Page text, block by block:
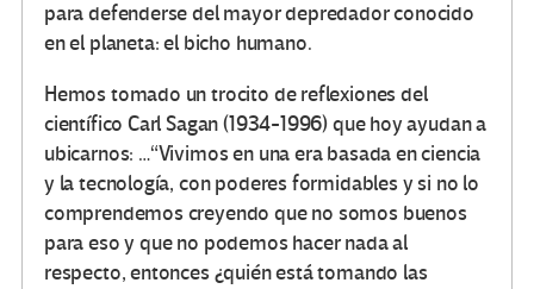
para defenderse del mayor depredador conocido
en el planeta: el bicho humano.
Hemos tomado un trocito de reflexiones del
científico Carl Sagan (1934-1996) que hoy ayudan a
ubicarnos: …“Vivimos en una era basada en ciencia
y la tecnología, con poderes formidables y si no lo
comprendemos creyendo que no somos buenos
para eso y que no podemos hacer nada al
respecto, entonces ¿quién está tomando las